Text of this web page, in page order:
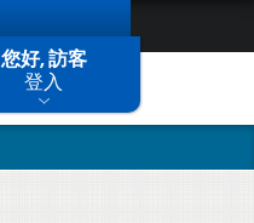
您好, 訪客
登入